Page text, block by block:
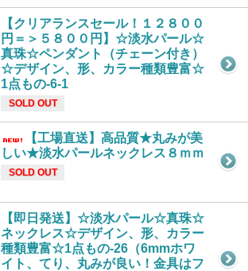
【クリアランスセール！１２８００
円＝＞５８００円】☆淡水パール☆
真珠☆ペンダント（チェーン付き）
☆デザイン、形、カラー種類豊富☆
1点もの-6-1
SOLD OUT
【工場直送】高品質★丸みが美
しい★淡水パールネックレス８ｍｍ
SOLD OUT
【即日発送】☆淡水パール☆真珠☆
ネックレス☆デザイン、形、カラー
種類豊富☆1点もの-26（6mmホワ
イト、てり、丸みが良い！金具はフ